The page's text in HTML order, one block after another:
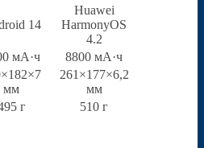
14
Huawei
HarmonyOS
4.2
мА·ч
8800 мА·ч
мм
261×177×6,2
мм
г 510 г